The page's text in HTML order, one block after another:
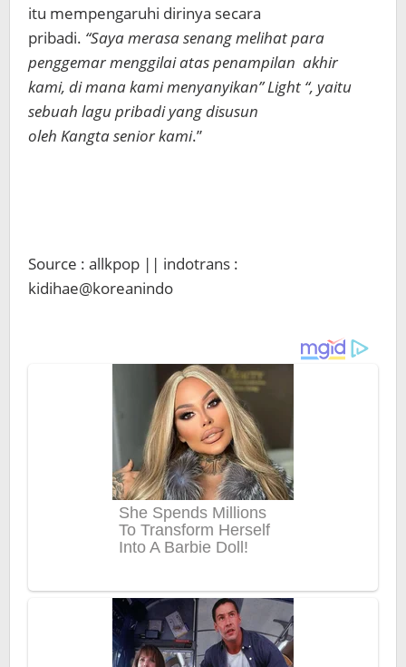
itu mempengaruhi dirinya secara
pribadi. “Saya merasa senang melihat para
penggemar menggilai atas penampilan akhir
kami, di mana kami menyanyikan” Light “, yaitu
sebuah lagu pribadi yang disusun
oleh Kangta senior kami.”
Source : allkpop || indotrans :
kidihae@koreanindo